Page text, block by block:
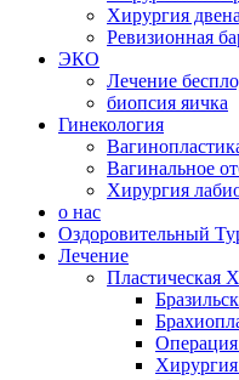
Хирургия
Ревизионная
ЭКО
Лечение
биопсия яичка
Гинекология
Вагинальное
Хирургия
о нас
Оздоровительный
Лечение
Пластическая